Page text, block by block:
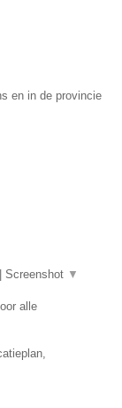
en in de provincie
Screenshot ▼
alle